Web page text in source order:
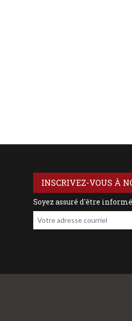
INSCRIVEZ-VOUS À
Soyez assuré d'être
Votre adresse courriel